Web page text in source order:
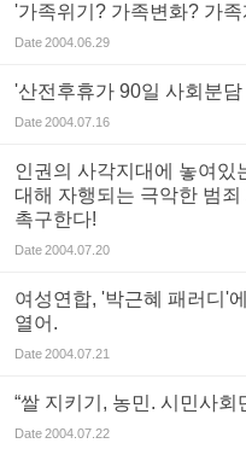
'가족위기? 가족변화? 가
Date2004.06.29
'산전후휴가 90일 사회분
Date2004.07.16
인권의 사각지대에 놓여있
대해 자행되는 극악한 범
촉구한다!
Date2004.07.20
여성연합, '박근혜 패러디'
열어.
Date2004.07.21
“쌀 지키기, 농민. 시민사회
Date2004.07.22